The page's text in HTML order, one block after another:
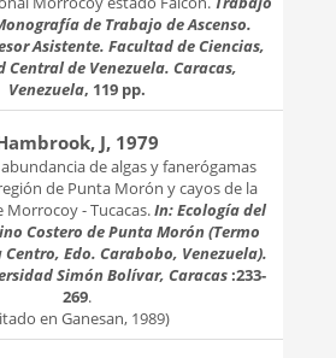
de Trabajo de Ascenso.
Asistente. Facultad de Ciencias,
Central de Venezuela. Caracas,
Venezuela, 119 pp.
J, 1979
de algas y fanerógamas
de Punta Morón y cayos de la
Morrocoy - Tucacas.In: Ecología del
Costero de Punta Morón (Termo
Edo. Carabobo, Venezuela).
Simón Bolívar, Caracas:233-
269.
en Ganesan, 1989)